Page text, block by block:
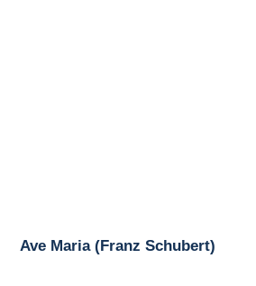
Ave Maria (Franz Schubert)